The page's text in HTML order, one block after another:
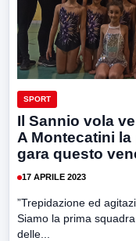
SPORT
Il Sannio vola
A Montecatini
gara questo
17 APRILE 2023
”Trepidazione ed
Siamo la prima
delle...